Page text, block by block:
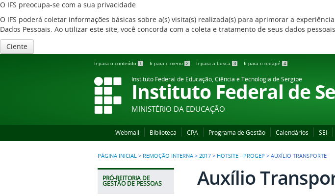
O IFS preocupa-se com a sua privacidade
O IFS poderá coletar informações básicas sobre a(s) visita(s) realizada(s) para aprimorar a
Dados Pessoais. Ao utilizar este site, você concorda com a coleta e tratamento de seus dados
Ciente
Ir para o conteúdo 1 Ir para o menu 2 Ir para a busca 3 Ir para o rodapé 4
Instituto Federal de Educação, Ciência e Tecnologia de Sergipe
Instituto Federal de
MINISTÉRIO DA EDUCAÇÃO
Webmail Biblioteca CPA Programa de Gestão Calendários SEI
PÁGINA INICIAL > REMOÇÃO INTERNA > 2017 > HOTSITE - PROGEP > AUXÍLIO TRANSPORTE
PRÓ-REITORIA DE
GESTÃO DE PESSOAS Auxílio